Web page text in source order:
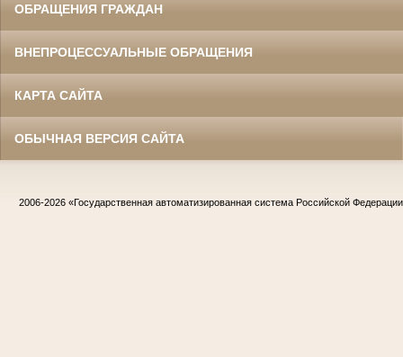
ОБРАЩЕНИЯ ГРАЖДАН
ВНЕПРОЦЕССУАЛЬНЫЕ ОБРАЩЕНИЯ
КАРТА САЙТА
ОБЫЧНАЯ ВЕРСИЯ САЙТА
2006-2026 «Государственная автоматизированная система Российской